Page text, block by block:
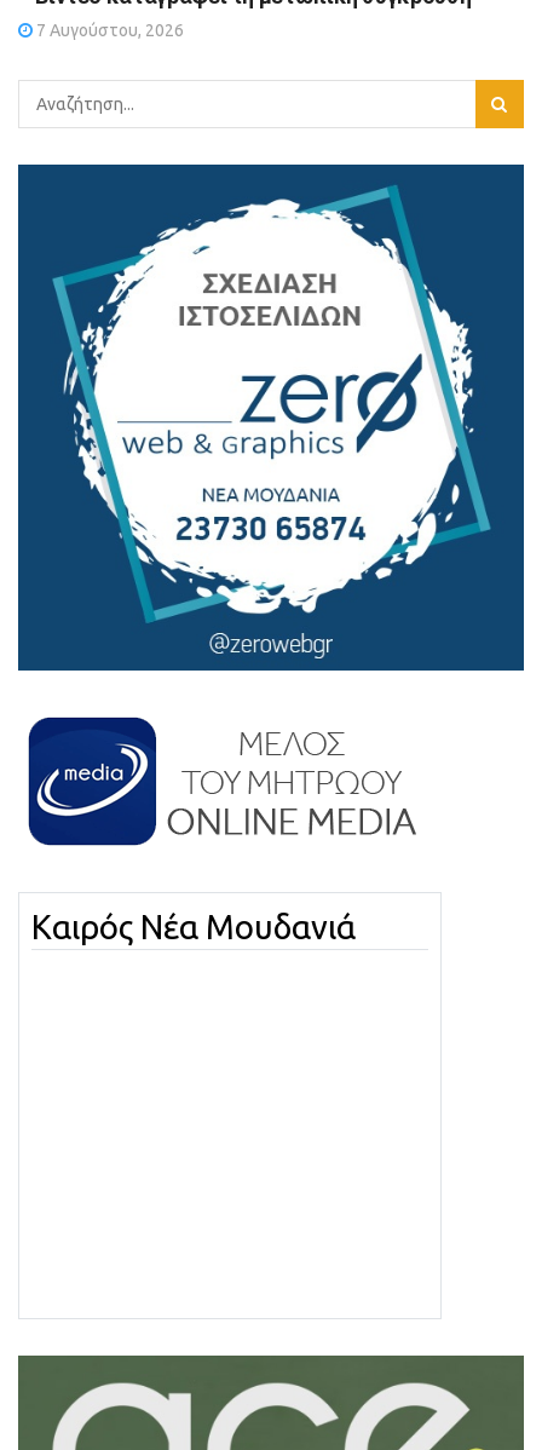
7 Αυγούστου, 2026
Καιρός Νέα Μουδανιά